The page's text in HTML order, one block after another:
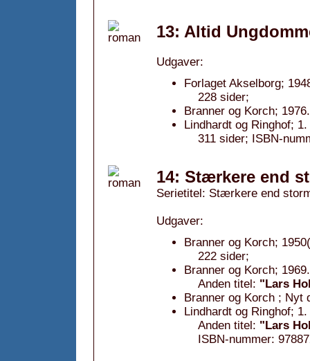
13: Altid
Udgaver:
Forlaget Akselborg;
228 sider;
Branner og Korch; 1976.
Lindhardt og Ringhof;
311 sider; ISBN-
14: Stærkere end
Serietitel: Stærkere end
Udgaver:
Branner og Korch;
222 sider;
Branner og Korch; 1969.
Anden titel: "Lars
Branner og Korch ; Nyt
Lindhardt og Ringhof;
Anden titel: "Lars
ISBN-nummer: